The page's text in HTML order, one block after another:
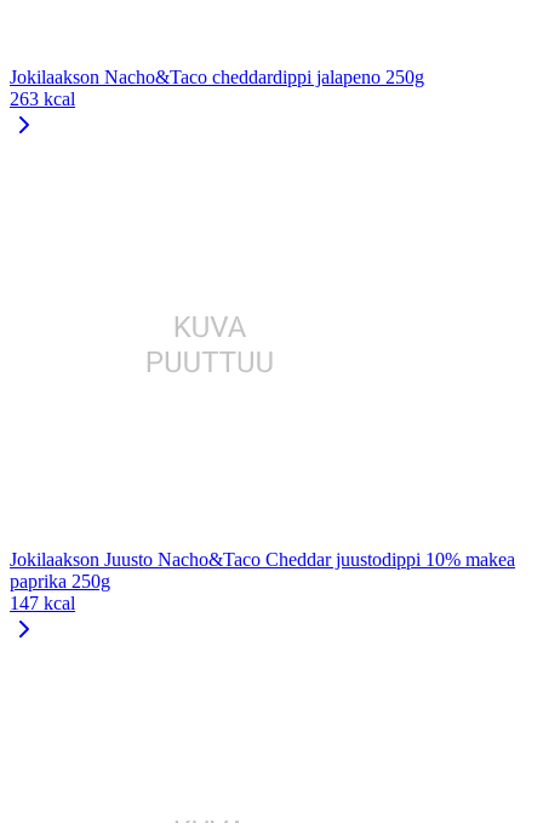
Jokilaakson Nacho&Taco cheddardippi jalapeno 250g
263 kcal
Jokilaakson Juusto Nacho&Taco Cheddar juustodippi 10% makea
paprika 250g
147 kcal